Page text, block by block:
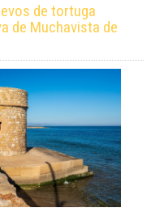
de tortuga
de Muchavista de